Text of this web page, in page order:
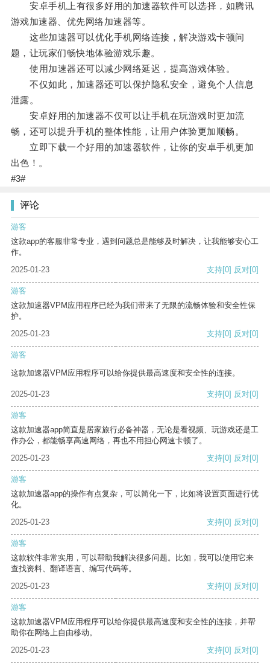
安卓手机上有很多好用的加速器软件可以选择，如腾讯
游戏加速器、优先网络加速器等。
这些加速器可以优化手机网络连接，解决游戏卡顿问
题，让玩家们畅快地体验游戏乐趣。
使用加速器还可以减少网络延迟，提高游戏体验。
不仅如此，加速器还可以保护隐私安全，避免个人信息
泄露。
安卓好用的加速器不仅可以让手机在玩游戏时更加流
畅，还可以提升手机的整体性能，让用户体验更加顺畅。
立即下载一个好用的加速器软件，让你的安卓手机更加
出色！。
#3#
评论
游客
这款app的客服非常专业，遇到问题总是能够及时解决，让我能够安心工
作。
2025-01-23
支持[0] 反对[0]
游客
这款加速器VPM应用程序已经为我们带来了无限的流畅体验和安全性保
护。
2025-01-23
支持[0] 反对[0]
游客
这款加速器VPM应用程序可以给你提供最高速度和安全性的连接。
2025-01-23 支持[0] 反对[0]
游客
这款加速器app简直是居家旅行必备神器，无论是看视频、玩游戏还是工
作办公，都能畅享高速网络，再也不用担心网速卡顿了。
2025-01-23
支持[0] 反对[0]
游客
这款加速器app的操作有点复杂，可以简化一下，比如将设置页面进行优
化。
2025-01-23
支持[0] 反对[0]
游客
这款软件非常实用，可以帮助我解决很多问题。比如，我可以使用它来
查找资料、翻译语言、编写代码等。
2025-01-23
支持[0] 反对[0]
游客
这款加速器VPM应用程序可以给你提供最高速度和安全性的连接，并帮
助你在网络上自由移动。
2025-01-23
支持[0] 反对[0]